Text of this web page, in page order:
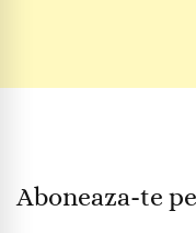
Aboneaza-te